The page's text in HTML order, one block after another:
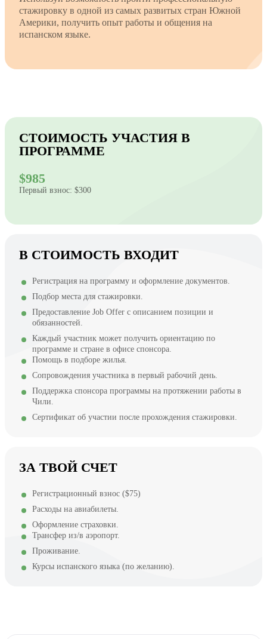
стажировку в одной из самых развитых стран Южной
Америки, получить опыт работы и общения на
испанском языке.
СТОИМОСТЬ УЧАСТИЯ В
ПРОГРАММЕ
$985
Первый взнос: $300
В СТОИМОСТЬ ВХОДИТ
Регистрация на программу и оформление документов.
Подбор места для стажировки.
Предоставление Job Offer с описанием позиции и
обязанностей.
Каждый участник может получить ориентацию по
программе и стране в офисе спонсора.
Помощь в подборе жилья.
Сопровождения участника в первый рабочий день.
Поддержка спонсора программы на протяжении работы в
Чили.
Сертификат об участии после прохождения стажировки.
ЗА ТВОЙ СЧЕТ
Регистрационный взнос ($75)
Расходы на авиабилеты.
Оформление страховки.
Трансфер из/в аэропорт.
Проживание.
Курсы испанского языка (по желанию).